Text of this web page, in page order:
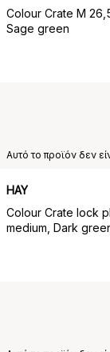
Colour Crate M
Sage green
HAY
Colour Crate lock
medium, Dark